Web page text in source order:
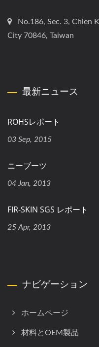
No.186, Sec. 3, Chien
City 70846, Taiwan
最新ニュース
ROHSレポート
03 Sep, 2015
ニーブーツ
04 Jan, 2013
FIR-SKIN SGS レポート
25 Apr, 2013
ナビゲーション
ホームページ
材料とOEM製品